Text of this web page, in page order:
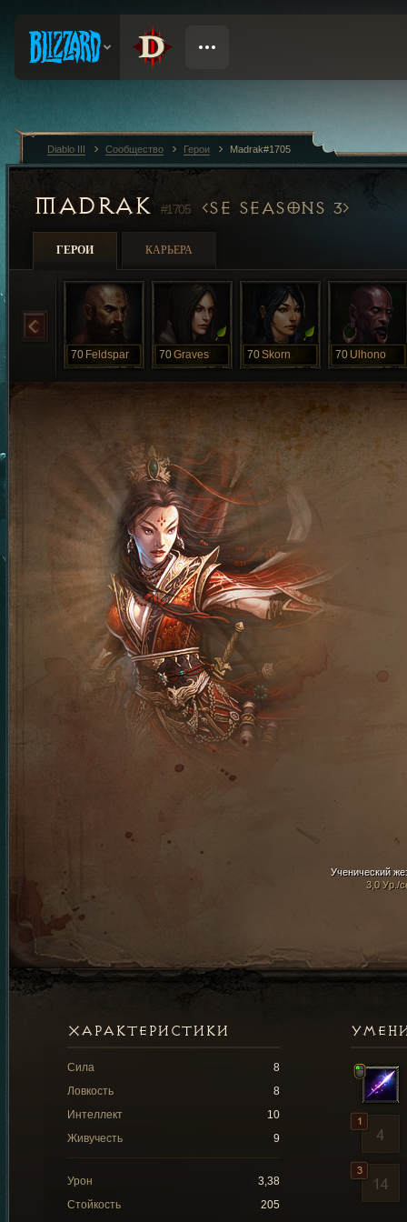
MADRAK #1705 SE SEASONS 3
ГЕРОИ КАРЬЕРА
70 Feldspar 70Graves 70Skorn 70 Ulhono
Ученический
3,0 Ур./
ХАРАКТЕРИСТИКИ
Сила
8
Ловкость
8
Интеллект
10
Живучесть
9
Урон
3,38
Стойкость
205
Diablo III Сообщество Герои Madrak#1705